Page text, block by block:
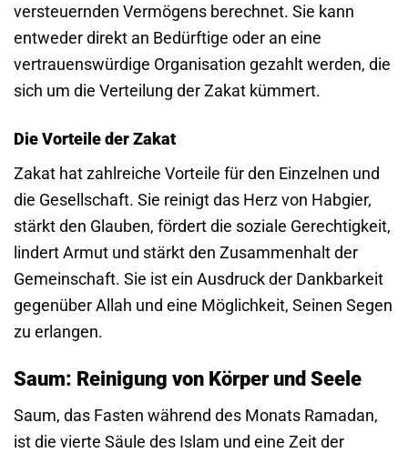
versteuernden Vermögens berechnet. Sie kann
entweder direkt an Bedürftige oder an eine
vertrauenswürdige Organisation gezahlt werden, die
sich um die Verteilung der Zakat kümmert.
Die Vorteile der Zakat
Zakat hat zahlreiche Vorteile für den Einzelnen und
die Gesellschaft. Sie reinigt das Herz von Habgier,
stärkt den Glauben, fördert die soziale Gerechtigkeit,
lindert Armut und stärkt den Zusammenhalt der
Gemeinschaft. Sie ist ein Ausdruck der Dankbarkeit
gegenüber Allah und eine Möglichkeit, Seinen Segen
zu erlangen.
Saum: Reinigung von Körper und Seele
Saum, das Fasten während des Monats Ramadan,
ist die vierte Säule des Islam und eine Zeit der